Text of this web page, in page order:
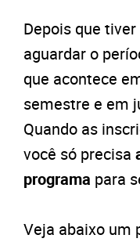
Depois que
aguardar o
que acontece
semestre e em
Quando as
você só precisa
programa para
Veja abaixo um